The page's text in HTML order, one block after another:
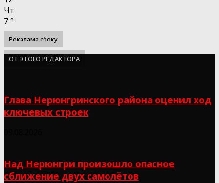
Чт
7°
Рекалама сбоку
ОТ ЭТОГО РЕДАКТОРА
Глава Нерюнгринского района оценил ход
ключевых строек
Над Нерюнгри произошло опасное
сближение двух самолётов